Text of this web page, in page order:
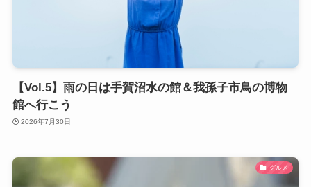
【Vol.5】雨の日は手賀沼水の館＆我孫子市鳥の博物
館へ行こう
2026年7月30日
グルメ